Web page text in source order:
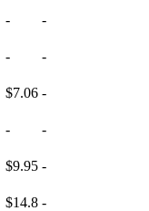
- -
- -
$7.06 -
- -
$9.95 -
$14.8 -